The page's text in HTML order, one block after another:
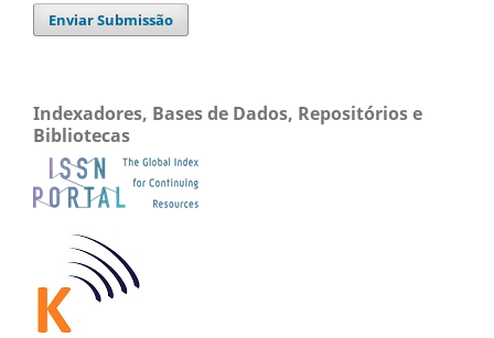
Enviar Submissão
Indexadores, Bases de Dados, Repositórios e
Bibliotecas